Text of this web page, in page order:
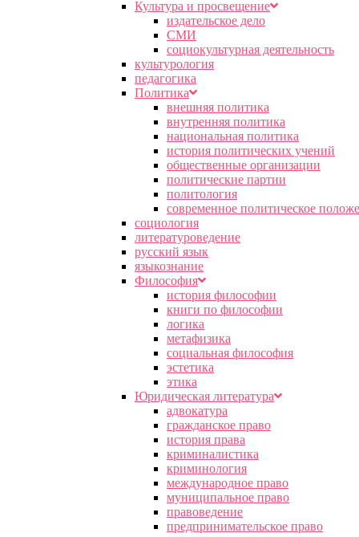
Культура и просвещение
издательское дело
СМИ
социокультурная деятельность
культурология
педагогика
Политика
внешняя политика
внутренняя политика
национальная политика
история политических учений
общественные организации
политические партии
политология
современное политическое
социология
литературоведение
русский язык
языкознание
Философия
история философии
книги по философии
логика
метафизика
социальная философия
эстетика
этика
Юридическая литература
адвокатура
гражданское право
история права
криминалистика
криминология
международное право
муниципальное право
правоведение
предпринимательское право